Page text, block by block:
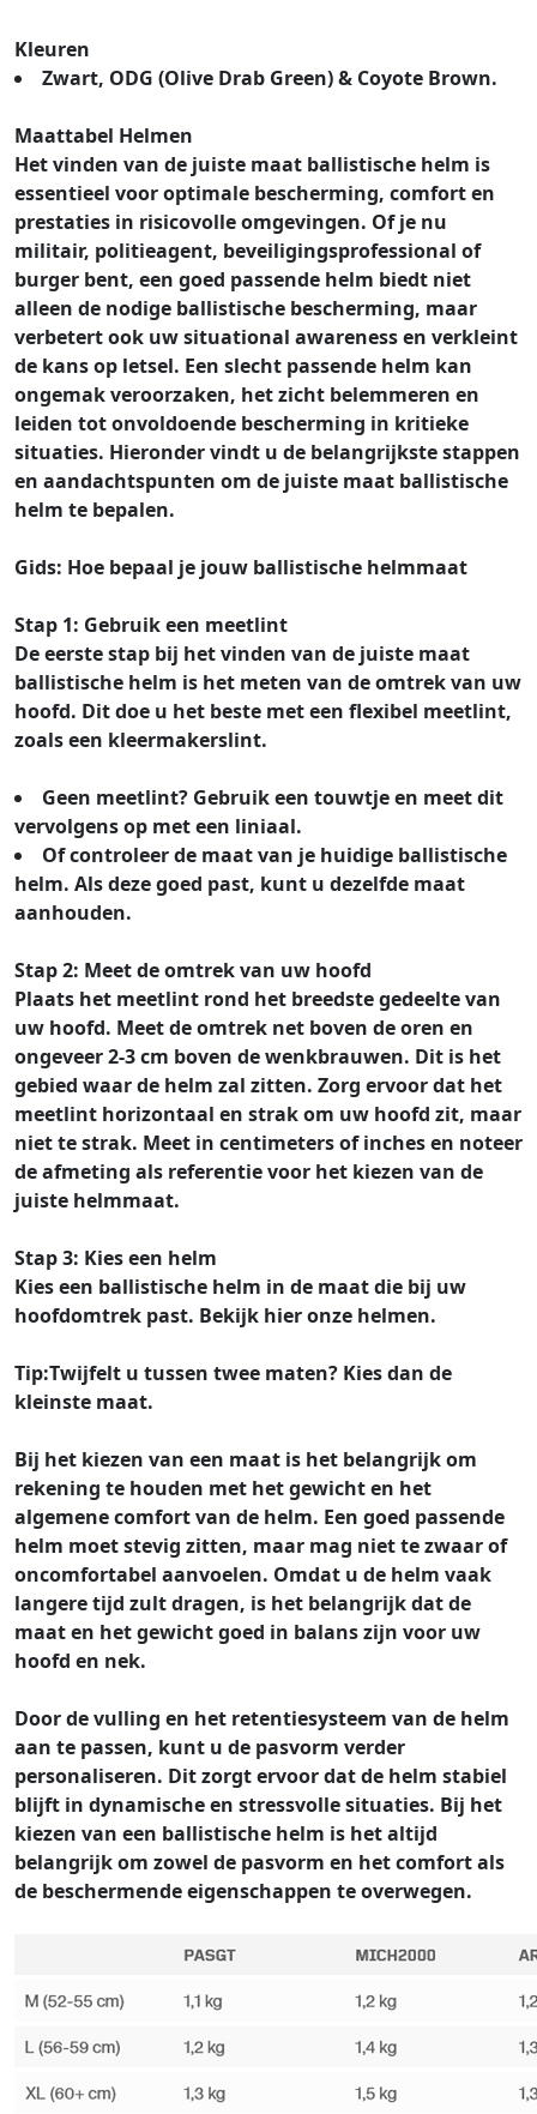
Kleuren
Zwart, ODG (Olive Drab Green) & Coyote Brown.
Maattabel Helmen
Het vinden van de juiste maat ballistische helm is
essentieel voor optimale bescherming, comfort en
prestaties in risicovolle omgevingen. Of je nu
militair, politieagent, beveiligingsprofessional of
burger bent, een goed passende helm biedt niet
alleen de nodige ballistische bescherming, maar
verbetert ook uw situational awareness en verkleint
de kans op letsel. Een slecht passende helm kan
ongemak veroorzaken, het zicht belemmeren en
leiden tot onvoldoende bescherming in kritieke
situaties. Hieronder vindt u de belangrijkste stappen
en aandachtspunten om de juiste maat ballistische
helm te bepalen.
Gids: Hoe bepaal je jouw ballistische helmmaat
Stap 1: Gebruik een meetlint
De eerste stap bij het vinden van de juiste maat
ballistische helm is het meten van de omtrek van uw
hoofd. Dit doe u het beste met een flexibel meetlint,
zoals een kleermakerslint.
Geen meetlint? Gebruik een touwtje en meet dit
vervolgens op met een liniaal.
Of controleer de maat van je huidige ballistische
helm. Als deze goed past, kunt u dezelfde maat
aanhouden.
Stap 2: Meet de omtrek van uw hoofd
Plaats het meetlint rond het breedste gedeelte van
uw hoofd. Meet de omtrek net boven de oren en
ongeveer 2-3 cm boven de wenkbrauwen. Dit is het
gebied waar de helm zal zitten. Zorg ervoor dat het
meetlint horizontaal en strak om uw hoofd zit, maar
niet te strak. Meet in centimeters of inches en noteer
de afmeting als referentie voor het kiezen van de
juiste helmmaat.
Stap 3: Kies een helm
Kies een ballistische helm in de maat die bij uw
hoofdomtrek past. Bekijk hier onze helmen.
Tip:Twijfelt u tussen twee maten? Kies dan de
kleinste maat.
Bij het kiezen van een maat is het belangrijk om
rekening te houden met het gewicht en het
algemene comfort van de helm. Een goed passende
helm moet stevig zitten, maar mag niet te zwaar of
oncomfortabel aanvoelen. Omdat u de helm vaak
langere tijd zult dragen, is het belangrijk dat de
maat en het gewicht goed in balans zijn voor uw
hoofd en nek.
Door de vulling en het retentiesysteem van de helm
aan te passen, kunt u de pasvorm verder
personaliseren. Dit zorgt ervoor dat de helm stabiel
blijft in dynamische en stressvolle situaties. Bij het
kiezen van een ballistische helm is het altijd
belangrijk om zowel de pasvorm en het comfort als
de beschermende eigenschappen te overwegen.